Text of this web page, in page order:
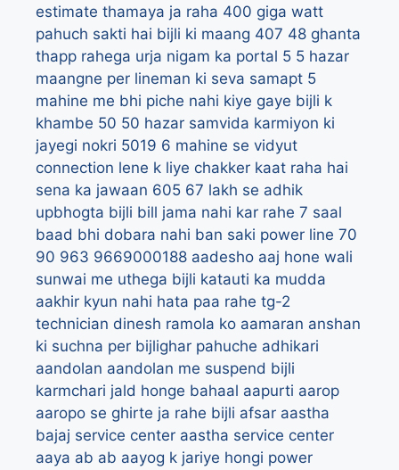
estimate thamaya ja raha 400 giga watt
pahuch sakti hai bijli ki maang 407 48 ghanta
thapp rahega urja nigam ka portal 5 5 hazar
maangne per lineman ki seva samapt 5
mahine me bhi piche nahi kiye gaye bijli k
khambe 50 50 hazar samvida karmiyon ki
jayegi nokri 5019 6 mahine se vidyut
connection lene k liye chakker kaat raha hai
sena ka jawaan 605 67 lakh se adhik
upbhogta bijli bill jama nahi kar rahe 7 saal
baad bhi dobara nahi ban saki power line 70
90 963 9669000188 aadesho aaj hone wali
sunwai me uthega bijli katauti ka mudda
aakhir kyun nahi hata paa rahe tg-2
technician dinesh ramola ko aamaran anshan
ki suchna per bijlighar pahuche adhikari
aandolan aandolan me suspend bijli
karmchari jald honge bahaal aapurti aarop
aaropo se ghirte ja rahe bijli afsar aastha
bajaj service center aastha service center
aaya ab ab aayog k jariye hongi power